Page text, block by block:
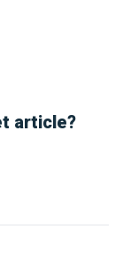
article?